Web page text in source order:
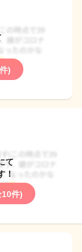
)
て
！
件)